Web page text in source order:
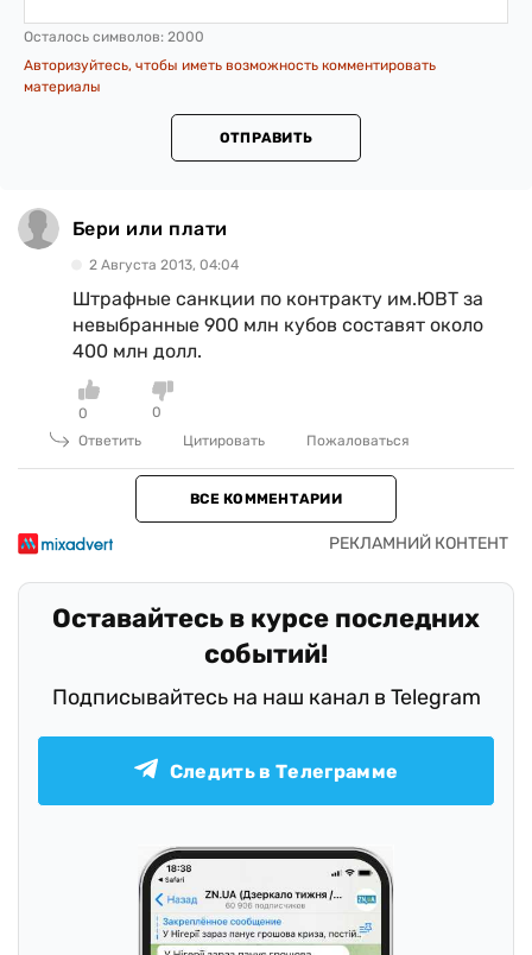
Осталось символов: 2000
Авторизуйтесь, чтобы иметь возможность комментировать
материалы
ОТПРАВИТЬ
Бери или плати
2 Августа 2013, 04:04
Штрафные санкции по контракту им.ЮВТ за
невыбранные 900 млн кубов составят около
400 млн долл.
0
0
Ответить
Цитировать Пожаловаться
ВСЕ КОММЕНТАРИИ
Оставайтесь в курсе последних
событий!
Подписывайтесь на наш канал в Telegram
Следить в Телеграмме